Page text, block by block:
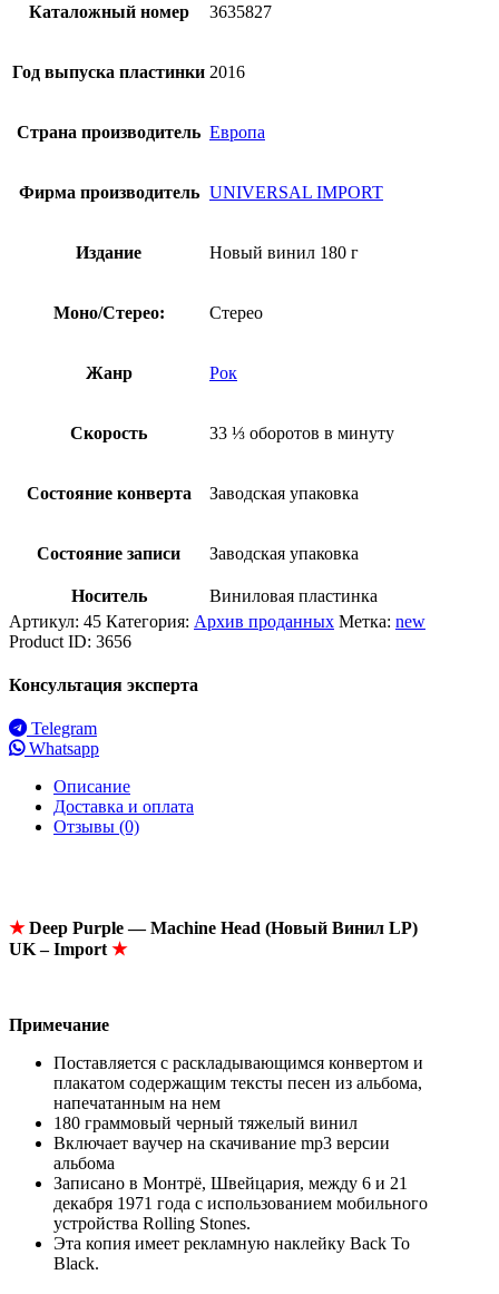
Каталожный номер 3635827
Год выпуска пластинки 2016
Страна производитель Европа
Фирма производитель UNIVERSAL IMPORT
Издание Новый винил 180 г
Моно/Стерео: Стерео
Жанр Рок
Скорость 33 ⅓ оборотов в минуту
Состояние конверта Заводская упаковка
Состояние записи Заводская упаковка
Носитель
Виниловая пластинка
Артикул: 45 Категория: Архив проданных Метка: new
Product ID: 3656
Консультация эксперта
Telegram
Whatsapp
Описание
Доставка и оплата
Отзывы (0)
★ Deep Purple — Machine Head (Новый Винил LP)
UK – Import ★
Примечание
Поставляется с раскладывающимся конвертом и
плакатом содержащим тексты песен из альбома,
напечатанным на нем
180 граммовый черный тяжелый винил
Включает ваучер на скачивание mp3 версии
альбома
Записано в Монтрё, Швейцария, между 6 и 21
декабря 1971 года с использованием мобильного
устройства Rolling Stones.
Эта копия имеет рекламную наклейку Back To
Black.